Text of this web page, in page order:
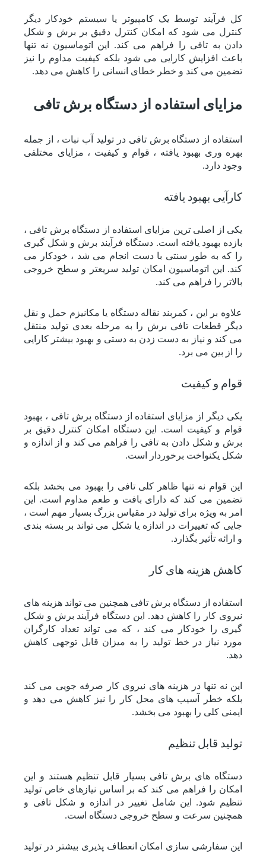
کل فرآیند توسط یک کامپیوتر یا سیستم خودکار دیگر
کنترل می شود که امکان کنترل دقیق بر برش و شکل
دادن به تافی را فراهم می کند. این اتوماسیون نه تنها
باعث افزایش کارایی می شود بلکه کیفیت مداوم را نیز
تضمین می کند و خطر خطای انسانی را کاهش می دهد.
مزایای استفاده از دستگاه برش تافی
استفاده از دستگاه برش تافی در تولید آب نبات ، از جمله
بهره وری بهبود یافته ، قوام و کیفیت ، مزایای مختلفی
وجود دارد.
کارآیی بهبود یافته
یکی از اصلی ترین مزایای استفاده از دستگاه برش تافی ،
بازده بهبود یافته است. دستگاه فرآیند برش و شکل گیری
را که به طور سنتی با دست انجام می شد ، خودکار می
کند. این اتوماسیون امکان تولید سریعتر و سطح خروجی
بالاتر را فراهم می کند.
علاوه بر این ، کمربند نقاله دستگاه یا مکانیزم حمل و نقل
دیگر قطعات تافی برش را به مرحله بعدی تولید منتقل
می کند و نیاز به دست زدن به دستی و بهبود بیشتر کارایی
را از بین می برد.
قوام و کیفیت
یکی دیگر از مزایای استفاده از دستگاه برش تافی ، بهبود
قوام و کیفیت است. این دستگاه امکان کنترل دقیق بر
برش و شکل دادن به تافی را فراهم می کند و از اندازه و
شکل یکنواخت برخوردار است.
این قوام نه تنها ظاهر کلی تافی را بهبود می بخشد بلکه
تضمین می کند که دارای بافت و طعم مداوم است. این
امر به ویژه برای تولید در مقیاس بزرگ بسیار مهم است ،
جایی که تغییرات در اندازه یا شکل می تواند بر بسته بندی
و ارائه تأثیر بگذارد.
کاهش هزینه های کار
استفاده از دستگاه برش تافی همچنین می تواند هزینه های
نیروی کار را کاهش دهد. این دستگاه فرآیند برش و شکل
گیری را خودکار می کند ، که می تواند تعداد کارگران
مورد نیاز در خط تولید را به میزان قابل توجهی کاهش
دهد.
این نه تنها در هزینه های نیروی کار صرفه جویی می کند
بلکه خطر آسیب های محل کار را نیز کاهش می دهد و
ایمنی کلی را بهبود می بخشد.
تولید قابل تنظیم
دستگاه های برش تافی بسیار قابل تنظیم هستند و این
امکان را فراهم می کند که بر اساس نیازهای خاص تولید
تنظیم شود. این شامل تغییر در اندازه و شکل تافی و
همچنین سرعت و سطح خروجی دستگاه است.
این سفارشی سازی امکان انعطاف پذیری بیشتر در تولید